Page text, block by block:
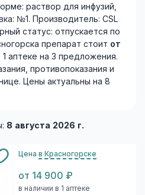
раствор для инфузий,
№1. Производитель: CSL
статус: отпускается по
препарат стоит от
аптеке на 3 предложения.
противопоказания и
Цены актуальны на 8
8 августа 2026 г.
Цена в Красногорске
от 14 900 ₽
в наличии в 1 аптеке